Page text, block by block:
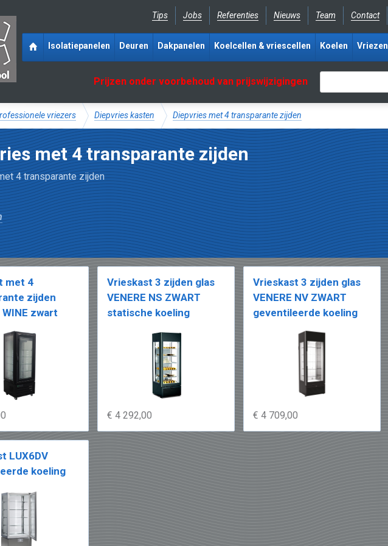
Tips Jobs Referenties Nieuws Team Contact
Prijzen onder voorbehoud van prijswijzigingen
Isolatiepanelen Deuren Dakpanelen Koelcellen & vriescellen Koelen Vriezen
vriezers Diepvries kasten Diepvries met 4 transparante zijden
met 4 transparante zijden
4 transparante zijden
met 4
zijden
WINE zwart
Vrieskast 3 zijden glas
VENERE NS ZWART
statische koeling
€ 4 292,00
Vrieskast 3 zijden glas
VENERE NV ZWART
geventileerde koeling
€ 4 709,00
LUX6DV
koeling